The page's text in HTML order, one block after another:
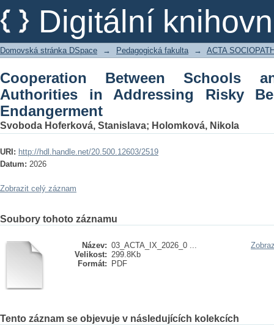
Digitální
Cooperation Between Schools and
Behaviour and Child Endangerment
Domovská stránka DSpace → Pedagogická fakulta → ACTA
Cooperation Between Schools
Authorities in Addressing Risky
Endangerment
Svoboda Hoferková, Stanislava; Holomková, Nikola
URI: http://hdl.handle.net/20.500.12603/2519
Datum: 2026
Zobrazit celý záznam
Soubory tohoto záznamu
Název: 03_ACTA_IX_2026_0 ...
Velikost: 299.8Kb
Formát:
PDF
Tento záznam se objevuje v následujících kolekcích